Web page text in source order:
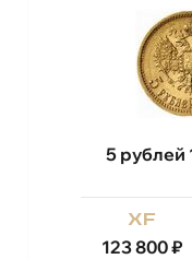
5 рублей
xf
123 800₽